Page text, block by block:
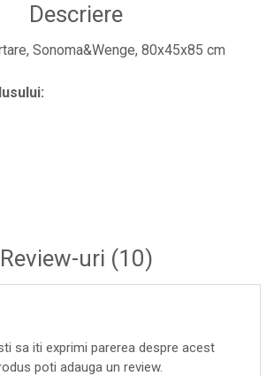
Descriere
Sonoma&Wenge, 80x45x85 cm
Review-uri (10)
sa iti exprimi parerea despre acest
poti adauga un review.